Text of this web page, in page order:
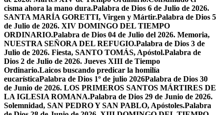
cisma ahora la mano dura.Palabra de Dios 6 de Julio de 2026.
SANTA MARÍA GORETTI, Virgen y Mártir.Palabra de Dios 5
de Julio de 2026. XIV DOMINGO DEL TIEMPO
ORDINARIO.Palabra de Dios 04 de Julio del 2026. Memoria,
NUESTRA SEÑORA DEL REFUGIO.Palabra de Dios 3 de
Julio de 2026. Fiesta, SANTO TOMÁS, Apóstol.Palabra de
Dios 2 de Julio de 2026. Jueves XIII de Tiempo
Ordinario.Laicos buscando predicar la homilía
eucarísticaPalabra de Dios 1º de julio 2026Palabra de Dios 30
de Junio de 2026. LOS PRIMEROS SANTOS MÁRTIRES DE
LA IGLESIA ROMANA.Palabra de Dios 29 de Junio de 2026.
Solemnidad, SAN PEDRO Y SAN PABLO, Apóstoles.Palabra